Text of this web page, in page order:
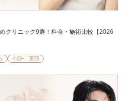
クリニック9選！料金・施術比較【2026
小顔•二重顎